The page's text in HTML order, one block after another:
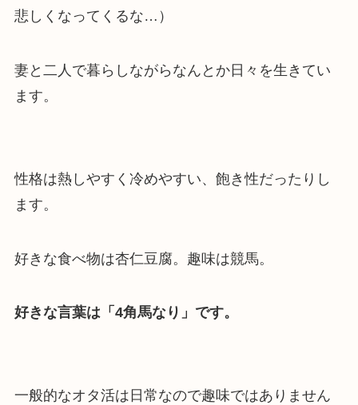
悲しくなってくるな…）
妻と二人で暮らしながらなんとか日々を生きてい
ます。
性格は熱しやすく冷めやすい、飽き性だったりし
ます。
好きな食べ物は杏仁豆腐。趣味は競馬。
好きな言葉は「4角馬なり」です。
一般的なオタ活は日常なので趣味ではありません